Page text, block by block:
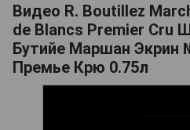
Видео R. Boutillez
de Blancs Premier Cru
Бутийе Маршан Экрин
Премье Крю 0.75л